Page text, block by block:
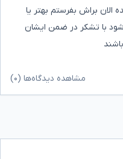
براش بفرستم بهتر یا
با تشکر در ضمن ایشان
مشاهده دیدگاه‌ها (۰)